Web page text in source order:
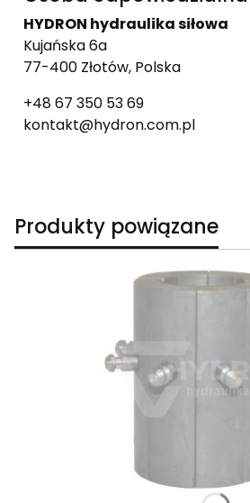
HYDRON hydraulika siłowa
Kujańska 6a
77-400 Złotów, Polska
+48 67 350 53 69
kontakt@hydron.com.pl
Produkty powiązane